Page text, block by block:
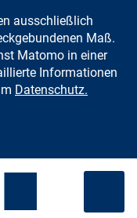
springen
ausschließlich
Maß.
Matomo in einer
Informationen
Datenschutz.